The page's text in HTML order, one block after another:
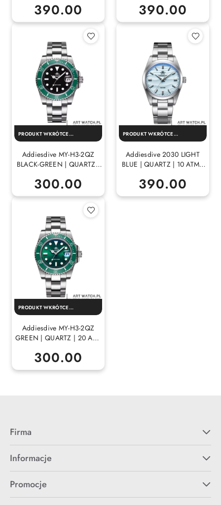
Cena:
390.00 Cena:
390.00
Addiesdive MY-H3-2QZ
BLACK-GREEN | QUARTZ |
Cena:
300.00
PRODUKT WKRÓTCE
DOSTĘPNY!
Addiesdive 2030 LIGHT
BLUE | QUARTZ | 10 ATM |
Cena:
390.00
PRODUKT WKRÓTCE
DOSTĘPNY!
Addiesdive MY-H3-2QZ
GREEN | QUARTZ | 20 ATM
Cena:
300.00
PRODUKT WKRÓTCE
DOSTĘPNY!
Firma
Informacje
Promocje